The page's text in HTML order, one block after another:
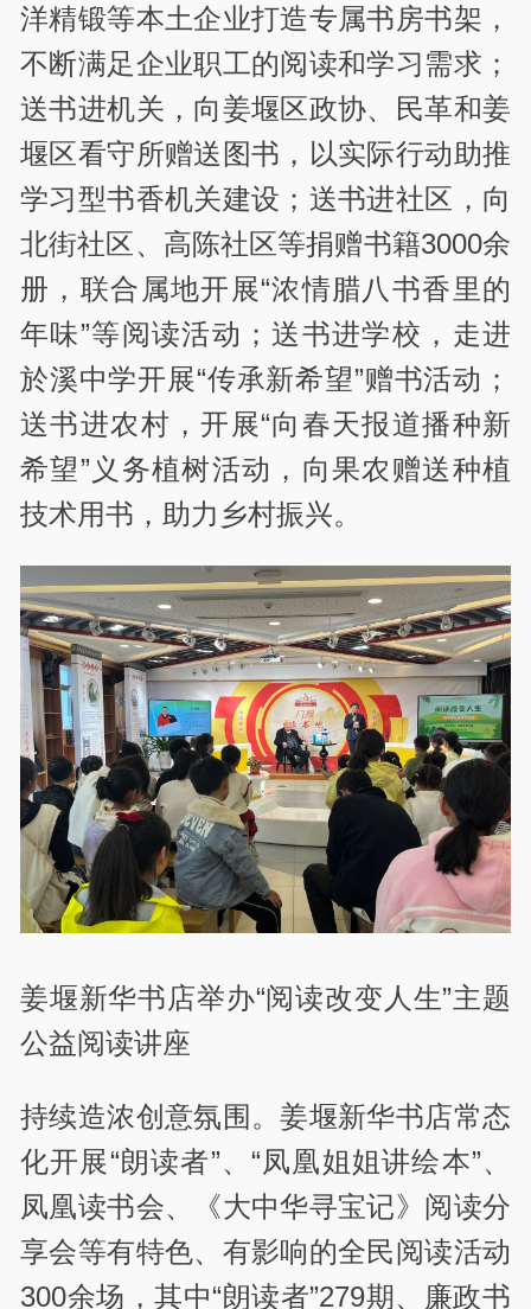
洋精锻等本土企业打造专属书房书架，
不断满足企业职工的阅读和学习需求；
送书进机关，向姜堰区政协、民革和姜
堰区看守所赠送图书，以实际行动助推
学习型书香机关建设；送书进社区，向
北街社区、高陈社区等捐赠书籍3000余
册，联合属地开展“浓情腊八书香里的
年味”等阅读活动；送书进学校，走进
於溪中学开展“传承新希望”赠书活动；
送书进农村，开展“向春天报道播种新
希望”义务植树活动，向果农赠送种植
技术用书，助力乡村振兴。
姜堰新华书店举办“阅读改变人生”主题
公益阅读讲座
持续造浓创意氛围。姜堰新华书店常态
化开展“朗读者”、“凤凰姐姐讲绘本”、
凤凰读书会、《大中华寻宝记》阅读分
享会等有特色、有影响的全民阅读活动
300余场，其中“朗读者”279期、廉政书